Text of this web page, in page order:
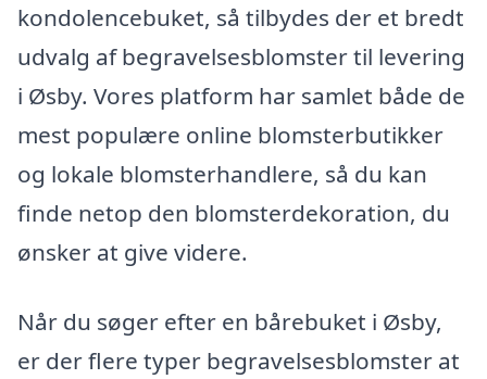
kondolencebuket, så tilbydes der et bredt
udvalg af begravelsesblomster til levering
i Øsby. Vores platform har samlet både de
mest populære online blomsterbutikker
og lokale blomsterhandlere, så du kan
finde netop den blomsterdekoration, du
ønsker at give videre.
Når du søger efter en bårebuket i Øsby,
er der flere typer begravelsesblomster at